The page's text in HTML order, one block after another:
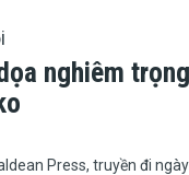
nghiêm
Press, truyền đi